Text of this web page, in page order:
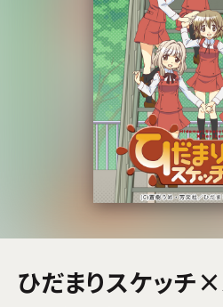
ひだまりスケッチ